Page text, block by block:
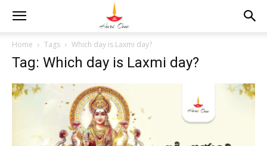
Home Tags Which day is Laxmi day?
Tag: Which day is Laxmi day?